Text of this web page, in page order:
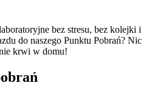
bez stresu, bez kolejki i
do naszego Punktu Pobrań? Nic
krwi w domu!